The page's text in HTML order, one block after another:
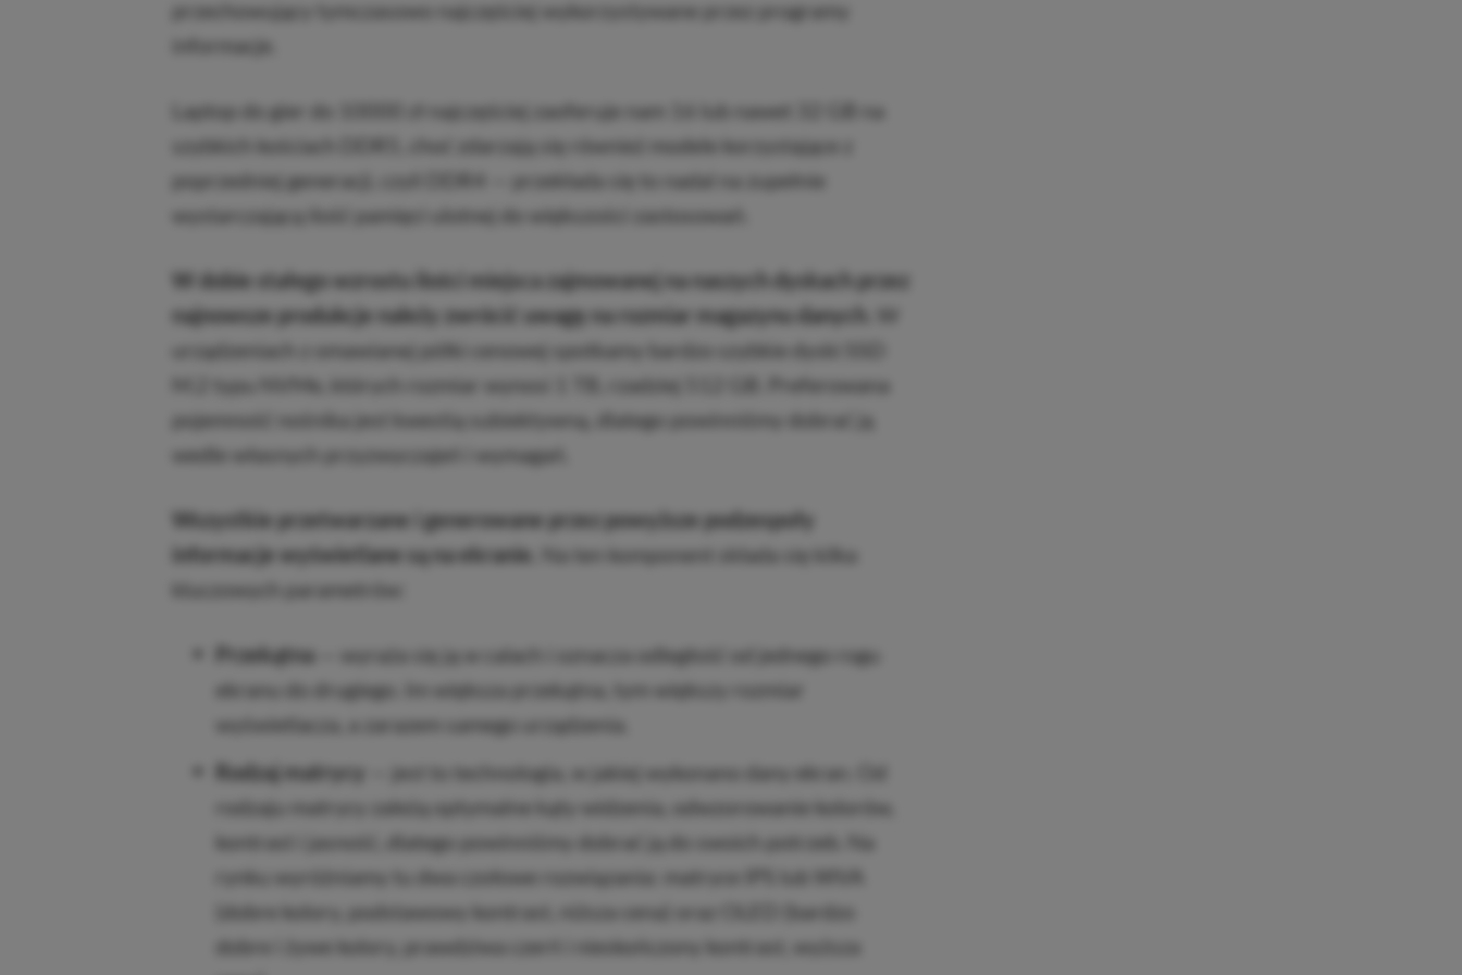
przechowujący tymczasowo najczęściej wykorzystywane przez programy
informacje.
Laptop do gier do 10000 zł najczęściej zaoferuje nam 16 lub nawet 32 GB na
szybkich kościach DDR5, choć zdarzają się również modele korzystające z
poprzedniej generacji, czyli DDR4 — przekłada się to nadal na zupełnie
wystarczającą ilość pamięci ulotnej do większości zastosowań.
W dobie stałego wzrostu ilości miejsca zajmowanej na naszych dyskach przez
najnowsze produkcje należy zwrócić uwagę na rozmiar magazynu danych.
urządzeniach z omawianej półki cenowej spotkamy bardzo szybkie dyski SSD
M.2 typu NVMe, których rozmiar wynosi 1 TB, rzadziej 512 GB. Preferowana
pojemność nośnika jest kwestią subiektywną, dlatego powinniśmy dobrać ją
wedle własnych przyzwyczajeń i wymagań.
Wszystkie przetwarzane i generowane przez powyższe podzespoły
informacje wyświetlane są na ekranie.
Na ten komponent składa się kilka
kluczowych parametrów:
Przekątna
— wyraża się ją w calach i oznacza odległość od jednego rogu
ekranu do drugiego. Im większa przekątna, tym większy rozmiar
wyświetlacza, a zarazem samego urządzenia.
Rodzaj matrycy
— jest to technologia, w jakiej wykonano dany ekran. Od
rodzaju matrycy zależą optymalne kąty widzenia, odwzorowanie kolorów,
kontrast i jasność, dlatego powinniśmy dobrać ją do swoich potrzeb. Na
rynku wyróżniamy tu dwa czołowe rozwiązania: matryce IPS lub WVA
(dobre kolory, podstawowy kontrast, niższa cena) oraz OLED (bardzo
dobre i żywe kolory, prawdziwa czerń i nieskończony kontrast, wyższa